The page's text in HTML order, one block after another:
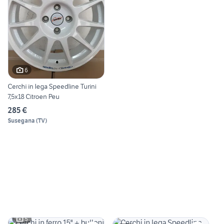
6
Cerchi in lega Speedline Turini
7,5x18 Citroen Peu
285 €
Susegana (TV)
5